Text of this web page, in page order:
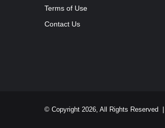
Terms of Use
Contact Us
© Copyright 2026, All Rights Reserved |